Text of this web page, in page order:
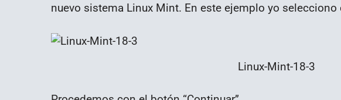
nuevo sistema Linux Mint. En este ejemplo yo selecciono
Linux-Mint-18-3